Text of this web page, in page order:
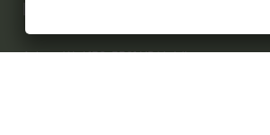
Adres: Wal 152, 5501 HP Veldhoven